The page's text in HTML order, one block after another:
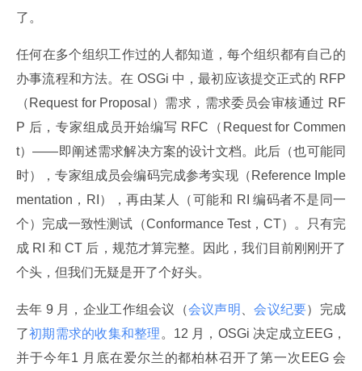
了。
任何在多个组织工作过的人都知道，每个组织都有自己的
办事流程和方法。在 OSGi 中，最初应该提交正式的 RFP
（Request for Proposal）需求，需求委员会审核通过 RF
P 后，专家组成员开始编写 RFC（Request for Commen
t）——即阐述需求解决方案的设计文档。此后（也可能同
时），专家组成员会编码完成参考实现（Reference Imple
mentation，RI），再由某人（可能和 RI 编码者不是同一
个）完成一致性测试（Conformance Test，CT）。只有完
成 RI 和 CT 后，规范才算完整。因此，我们目前刚刚开了
个头，但我们无疑是开了个好头。
去年 9 月，企业工作组会议（会议声明 、会议纪要）完成
了初期需求的收集和整理 。12 月，OSGi 决定成立EEG，
并于今年1 月底在爱尔兰的都柏林召开了第一次EEG 会